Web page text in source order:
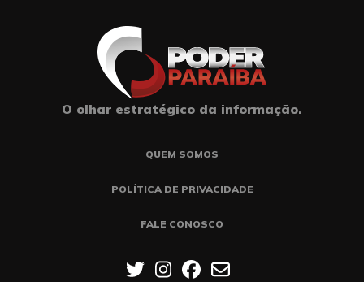
O olhar estratégico da informação.
QUEM SOMOS
POLÍTICA DE PRIVACIDADE
FALE CONOSCO